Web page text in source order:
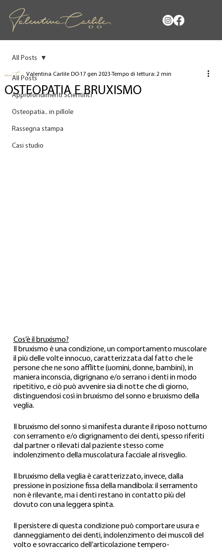
All Posts
Approfondimenti Scientifici
Osteopatia.. in pillole
Rassegna stampa
Casi studio
All Posts
OSTEOPATIA E BRUXISMO
Valentina Carlile DO17 gen 2023 Tempo di lettura: 2 min
Cos’è il bruxismo?
Il bruxismo è una condizione, un comportamento muscolare
il più delle volte innocuo, caratterizzata dal fatto che le
persone che ne sono afflitte (uomini, donne, bambini), in
maniera inconscia, digrignano e/o serrano i denti in modo
ripetitivo, e ciò può avvenire sia di notte che di giorno,
distinguendosi così in bruxismo del sonno e bruxismo della
veglia.
Il bruxismo del sonno si manifesta durante il riposo notturno
con serramento e/o digrignamento dei denti, spesso riferiti
dal partner o rilevati dal paziente stesso come
indolenzimento della muscolatura facciale al risveglio.
Il bruxismo della veglia è caratterizzato, invece, dalla
pressione in posizione fissa della mandibola: il serramento
non è rilevante, ma i denti restano in contatto più del
dovuto con una leggera spinta.
Il persistere di questa condizione può comportare usura e
danneggiamento dei denti, indolenzimento dei muscoli del
volto e sovraccarico dell’articolazione tempero-